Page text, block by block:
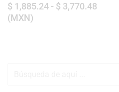
$ 2,746.52 - $ 10,986.24
(MXN)